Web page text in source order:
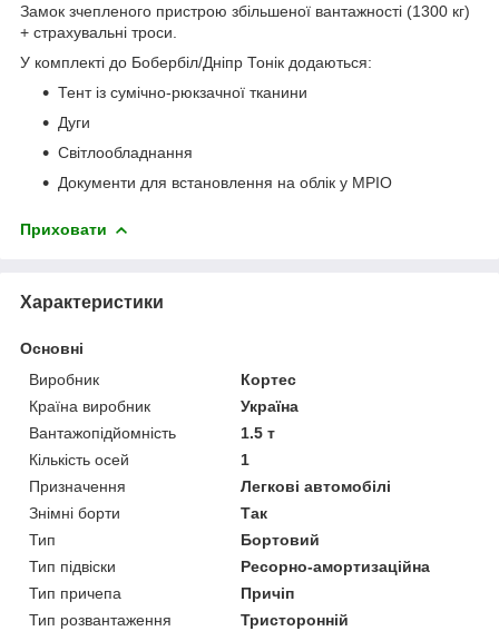
Замок зчепленого пристрою збільшеної вантажності (1300 кг)
+ страхувальні троси.
У комплекті до Бобербіл/Дніпр Тонік додаються:
Тент із сумічно-рюкзачної тканини
Дуги
Світлообладнання
Документи для встановлення на облік у МРІО
Приховати
Характеристики
Основні
Виробник
Кортес
Країна виробник
Україна
Вантажопідйомність
1.5 т
Кількість осей
1
Призначення
Легкові автомобілі
Знімні борти
Так
Тип
Бортовий
Тип підвіски
Ресорно-амортизаційна
Тип причепа
Причіп
Тип розвантаження
Тристоронній